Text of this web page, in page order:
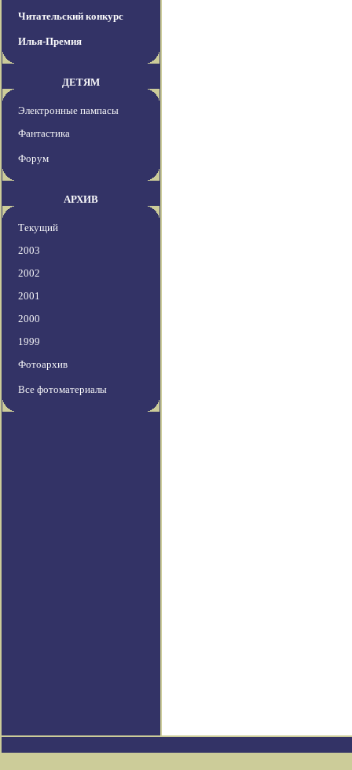
Читательский конкурс
Илья-Премия
ДЕТЯМ
Электронные пампасы
Фантастика
Форум
АРХИВ
Текущий
2003
2002
2001
2000
1999
Фотоархив
Все фотоматериалы